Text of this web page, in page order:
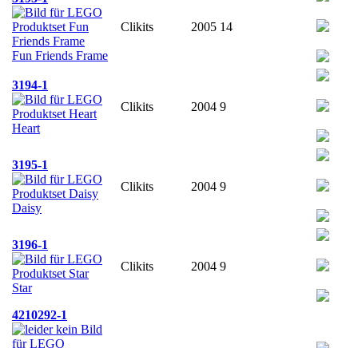
Fun Friends Frame
Clikits 2005 14
3194-1
Heart
Clikits 2004 9
3195-1
Daisy
Clikits 2004 9
3196-1
Star
Clikits 2004 9
4210292-1